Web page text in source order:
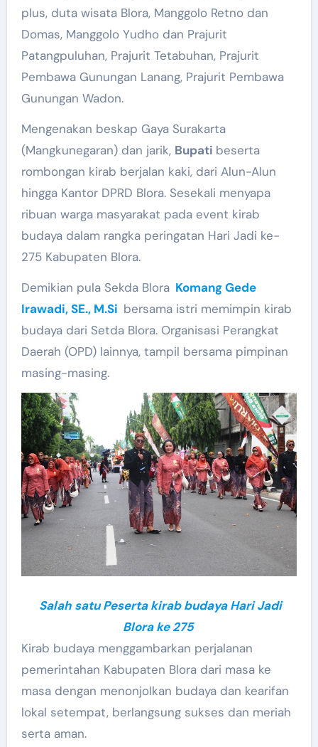
plus, duta wisata Blora, Manggolo Retno dan
Domas, Manggolo Yudho dan Prajurit
Patangpuluhan, Prajurit Tetabuhan, Prajurit
Pembawa Gunungan Lanang, Prajurit Pembawa
Gunungan Wadon.
Mengenakan beskap Gaya Surakarta
(Mangkunegaran) dan jarik, Bupati beserta
rombongan kirab berjalan kaki, dari Alun-Alun
hingga Kantor DPRD Blora. Sesekali menyapa
ribuan warga masyarakat pada event kirab
budaya dalam rangka peringatan Hari Jadi ke-
275 Kabupaten Blora.
Demikian pula Sekda Blora Komang Gede
Irawadi, SE., M.Si bersama istri memimpin kirab
budaya dari Setda Blora. Organisasi Perangkat
Daerah (OPD) lainnya, tampil bersama pimpinan
masing-masing.
Salah satu Peserta kirab budaya Hari Jadi
Blora ke 275
Kirab budaya menggambarkan perjalanan
pemerintahan Kabupaten Blora dari masa ke
masa dengan menonjolkan budaya dan kearifan
lokal setempat, berlangsung sukses dan meriah
serta aman.